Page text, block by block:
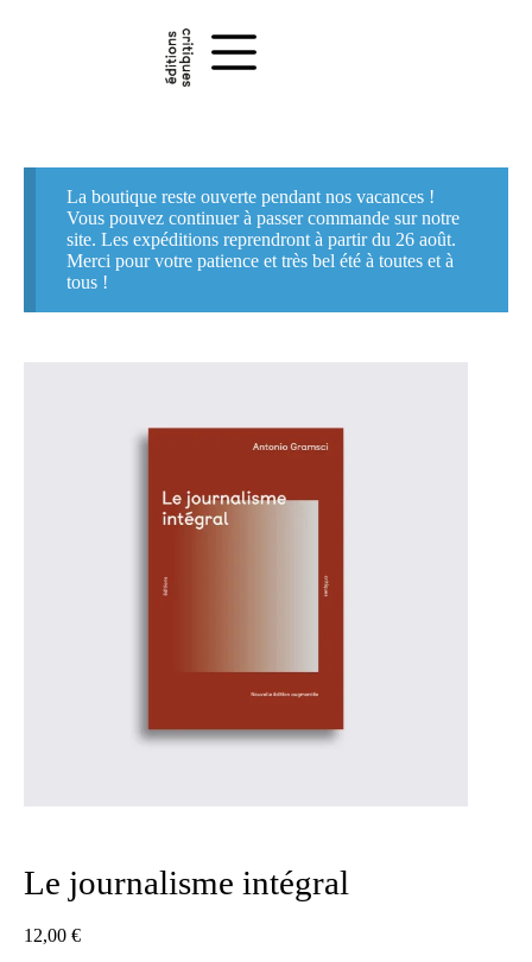
La boutique reste ouverte pendant nos vacances !
Vous pouvez continuer à passer commande sur notre
site. Les expéditions reprendront à partir du 26 août.
Merci pour votre patience et très bel été à toutes et à
tous !
Le journalisme intégral
12,00 €